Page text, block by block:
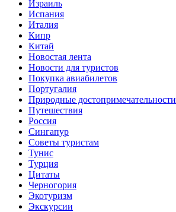
Израиль
Испания
Италия
Кипр
Китай
Новостая лента
Новости для туристов
Покупка авиабилетов
Португалия
Природные достопримечательности
Путешествия
Россия
Сингапур
Советы туристам
Тунис
Турция
Цитаты
Черногория
Экотуризм
Экскурсии